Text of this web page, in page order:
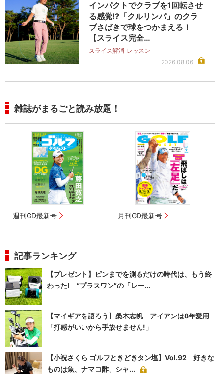
インパクトでクラブを1回転させ
る感覚!?「クルリンパ」のクラ
ブさばきで球をつかまえる！
【スライス完全…
スライス解消 レッスン
2026.08.06
雑誌がまるごと読み放題！
週刊GD最新号 月刊GD最新号
記事ランキング
【プレゼント】ピンまでを測るだけの時代は、もう終
わった! “プラスワン”の「レー...
【マイギアを語ろう】桑木志帆 アイアンは8年愛用
「打感がいいから手放せません!」
【小祝さくら ゴルフときどきタン塩】Vol.92 好きな
ものは魚、ナマコ酢、シャ...